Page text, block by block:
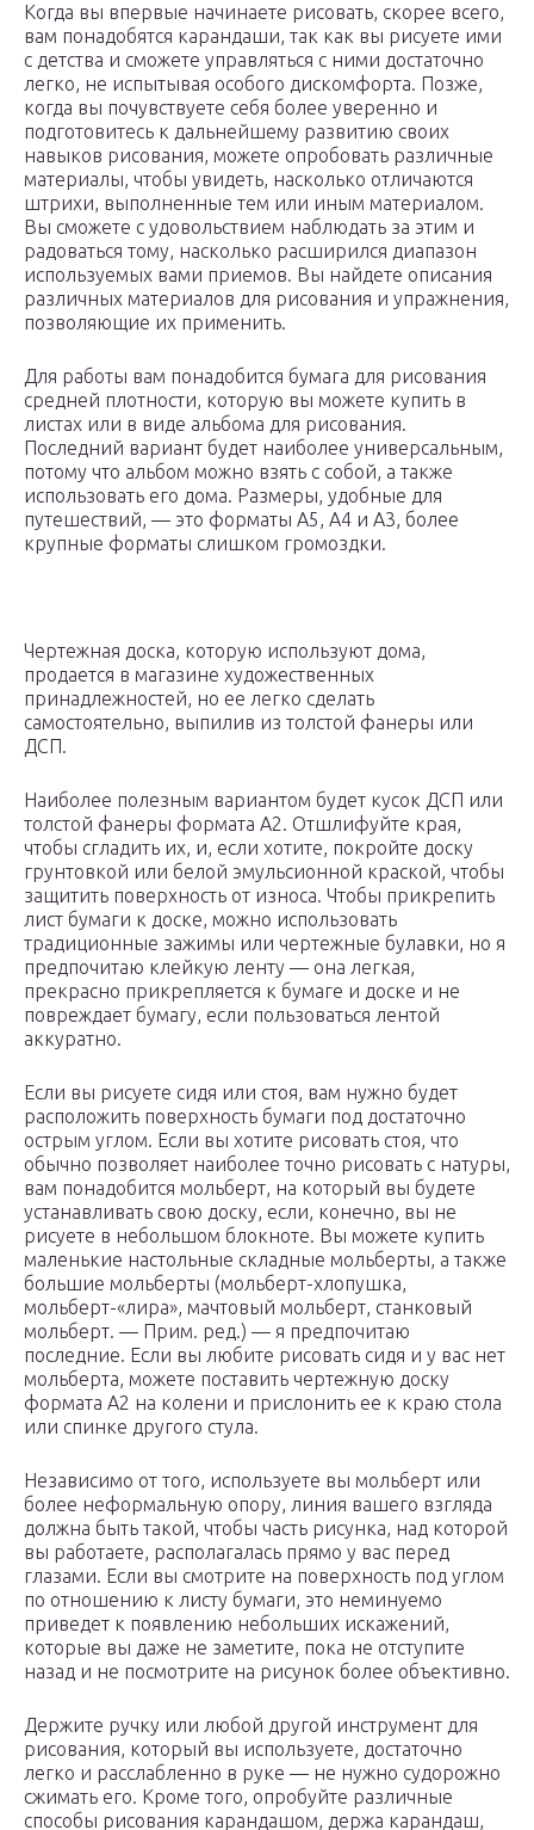
Когда вы впервые начинаете рисовать, скорее всего,
вам понадобятся карандаши, так как вы рисуете ими
с детства и сможете управляться с ними достаточно
легко, не испытывая особого дискомфорта. Позже,
когда вы почувствуете себя более уверенно и
подготовитесь к дальнейшему развитию своих
навыков рисования, можете опробовать различные
материалы, чтобы увидеть, насколько отличаются
штрихи, выполненные тем или иным материалом.
Вы сможете с удовольствием наблюдать за этим и
радоваться тому, насколько расширился диапазон
используемых вами приемов. Вы найдете описания
различных материалов для рисования и упражнения,
позволяющие их применить.
Для работы вам понадобится бумага для рисования
средней плотности, которую вы можете купить в
листах или в виде альбома для рисования.
Последний вариант будет наиболее универсальным,
потому что альбом можно взять с собой, а также
использовать его дома. Размеры, удобные для
путешествий, — это форматы A5, A4 и A3, более
крупные форматы слишком громоздки.
Чертежная доска, которую используют дома,
продается в магазине художественных
принадлежностей, но ее легко сделать
самостоятельно, выпилив из толстой фанеры или
ДСП.
Наиболее полезным вариантом будет кусок ДСП или
толстой фанеры формата A2. Отшлифуйте края,
чтобы сгладить их, и, если хотите, покройте доску
грунтовкой или белой эмульсионной краской, чтобы
защитить поверхность от износа. Чтобы прикрепить
лист бумаги к доске, можно использовать
традиционные зажимы или чертежные булавки, но я
предпочитаю клейкую ленту — она легкая,
прекрасно прикрепляется к бумаге и доске и не
повреждает бумагу, если пользоваться лентой
аккуратно.
Если вы рисуете сидя или стоя, вам нужно будет
расположить поверхность бумаги под достаточно
острым углом. Если вы хотите рисовать стоя, что
обычно позволяет наиболее точно рисовать с натуры,
вам понадобится мольберт, на который вы будете
устанавливать свою доску, если, конечно, вы не
рисуете в небольшом блокноте. Вы можете купить
маленькие настольные складные мольберты, а также
большие мольберты (мольберт-хлопушка,
мольберт-«лира», мачтовый мольберт, станковый
мольберт. — Прим. ред.) — я предпочитаю
последние. Если вы любите рисовать сидя и у вас нет
мольберта, можете поставить чертежную доску
формата A2 на колени и прислонить ее к краю стола
или спинке другого стула.
Независимо от того, используете вы мольберт или
более неформальную опору, линия вашего взгляда
должна быть такой, чтобы часть рисунка, над которой
вы работаете, располагалась прямо у вас перед
глазами. Если вы смотрите на поверхность под углом
по отношению к листу бумаги, это неминуемо
приведет к появлению небольших искажений,
которые вы даже не заметите, пока не отступите
назад и не посмотрите на рисунок более объективно.
Держите ручку или любой другой инструмент для
рисования, который вы используете, достаточно
легко и расслабленно в руке — не нужно судорожно
сжимать его. Кроме того, опробуйте различные
способы рисования карандашом, держа карандаш,